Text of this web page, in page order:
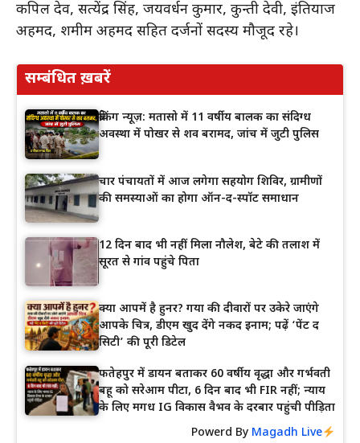
कपिल देव, सत्येंद्र सिंह, जयवर्धन कुमार, कुन्ती देवी, इंतियाज
अहमद, शमीम अहमद सहित दर्जनों सदस्य मौजूद रहे।
सम्बंधित ख़बरें
ब्रेकिंग न्यूज़: मतासो में 11 वर्षीय बालक का संदिग्ध
अवस्था में पोखर से शव बरामद, जांच में जुटी पुलिस
चार पंचायतों में आज लगेगा सहयोग शिविर, ग्रामीणों
की समस्याओं का होगा ऑन-द-स्पॉट समाधान
12 दिन बाद भी नहीं मिला नौलेश, बेटे की तलाश में
सूरत से गांव पहुंचे पिता
क्या आपमें है हुनर? गया की दीवारों पर उकेरे जाएंगे
आपके चित्र, डीएम खुद देंगे नकद इनाम; पढ़ें ‘पेंट द
सिटी’ की पूरी डिटेल
फतेहपुर में डायन बताकर 60 वर्षीय वृद्धा और गर्भवती
बहू को सरेआम पीटा, 6 दिन बाद भी FIR नहीं; न्याय
के लिए मगध IG विकास वैभव के दरबार पहुंची पीड़िता
Powerd By Magadh Live